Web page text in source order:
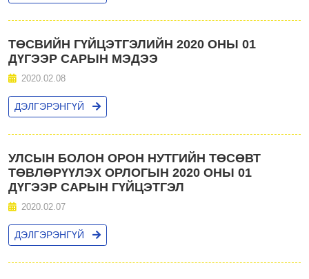
ТӨСВИЙН ГҮЙЦЭТГЭЛИЙН 2020 ОНЫ 01
ДҮГЭЭР САРЫН МЭДЭЭ
2020.02.08
ДЭЛГЭРЭНГҮЙ
УЛСЫН БОЛОН ОРОН НУТГИЙН ТӨСӨВТ
ТӨВЛӨРҮҮЛЭХ ОРЛОГЫН 2020 ОНЫ 01
ДҮГЭЭР САРЫН ГҮЙЦЭТГЭЛ
2020.02.07
ДЭЛГЭРЭНГҮЙ